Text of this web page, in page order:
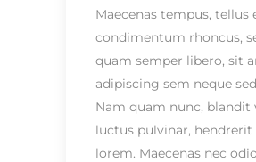
Maecenas tempus, tellus
condimentum rhoncus,
quam semper libero, sit
adipiscing sem neque
Nam quam nunc, blandit
luctus pulvinar, hendrerit
lorem. Maecenas nec